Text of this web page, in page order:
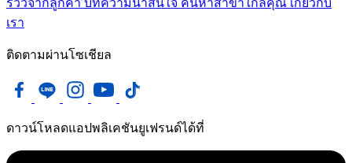
เรา
ติดตามผ่านโซเชียล
ดาวน์โหลดแอปพลิเคชันยูเฟรนด์ได้ที่